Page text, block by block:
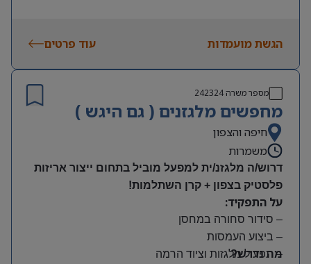
הגשת מועמדות עוד פרטים
מספר משרה242324
מחפשים מלגזנים ( גם היגש )
חיפה והצפון
משמרות
דרוש/ה מלגזנ/ית למפעל מוביל בתחום ייצור אריזות
פלסטיק בצפון + קרן השתלמות!
על התפקיד:
– סידור סחורה במחסן
– ביצוע העמסות
– תפעול מלגזות וציוד הרמה
מה נדרש?